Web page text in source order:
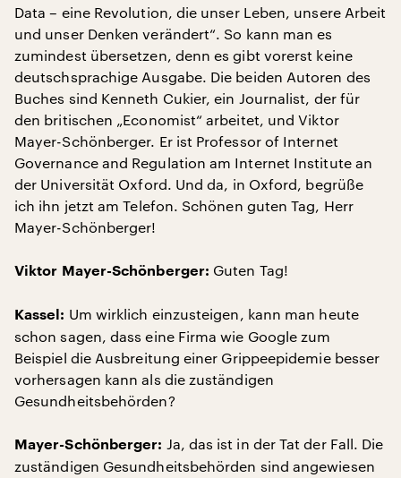
Data – eine Revolution, die unser Leben, unsere Arbeit
und unser Denken verändert“. So kann man es
zumindest übersetzen, denn es gibt vorerst keine
deutschsprachige Ausgabe. Die beiden Autoren des
Buches sind Kenneth Cukier, ein Journalist, der für
den britischen „Economist“ arbeitet, und Viktor
Mayer-Schönberger. Er ist Professor of Internet
Governance and Regulation am Internet Institute an
der Universität Oxford. Und da, in Oxford, begrüße
ich ihn jetzt am Telefon. Schönen guten Tag, Herr
Mayer-Schönberger!
Viktor Mayer-Schönberger: Guten Tag!
Kassel: Um wirklich einzusteigen, kann man heute
schon sagen, dass eine Firma wie Google zum
Beispiel die Ausbreitung einer Grippeepidemie besser
vorhersagen kann als die zuständigen
Gesundheitsbehörden?
Mayer-Schönberger: Ja, das ist in der Tat der Fall. Die
zuständigen Gesundheitsbehörden sind angewiesen